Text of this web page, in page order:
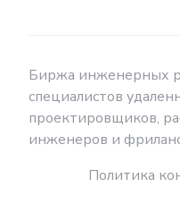
Биржа инженерных
специалистов
проектировщиков,
инженеров и
Политика